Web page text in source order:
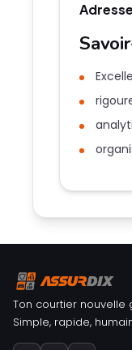
Ton courtier nouvelle
Simple, rapide,